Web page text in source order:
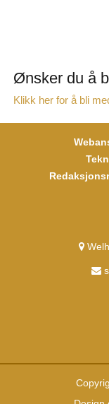
Ønsker du å
Klikk her for å bli